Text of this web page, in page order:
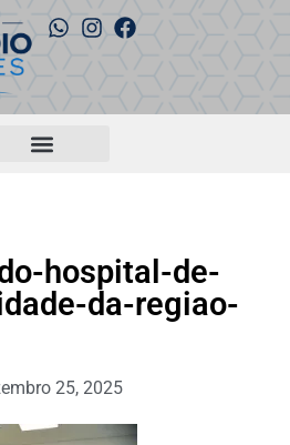
hospital-de-
da-regiao-
25, 2025